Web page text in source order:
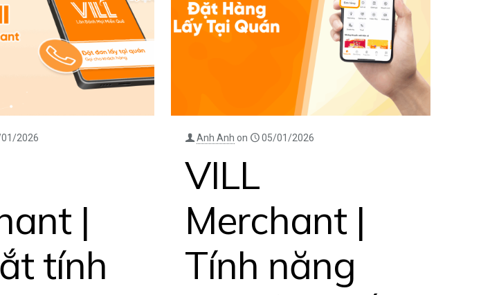
2026
|
tính
Anh Anh on 05/01/2026
VILL
Merchant |
Tính năng